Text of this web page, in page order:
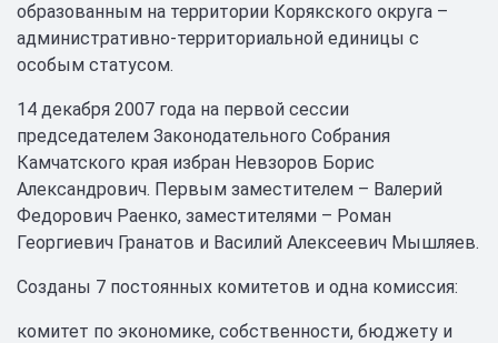
образованным на территории Корякского округа –
административно-территориальной единицы с
особым статусом.
14 декабря 2007 года на первой сессии
председателем Законодательного Собрания
Камчатского края избран Невзоров Борис
Александрович. Первым заместителем – Валерий
Федорович Раенко, заместителями – Роман
Георгиевич Гранатов и Василий Алексеевич Мышляев.
Созданы 7 постоянных комитетов и одна комиссия:
комитет по экономике, собственности, бюджету и